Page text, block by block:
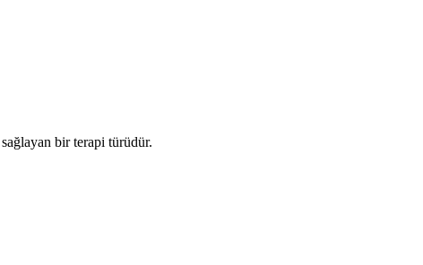
bir terapi türüdür.